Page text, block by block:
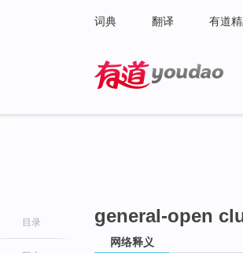
词典 翻译 有道
目录 general-open
网络释义